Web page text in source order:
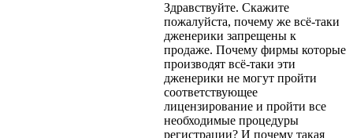
Здравствуйте. Скажите
пожалуйста, почему же всё-таки
дженерики запрещены к
продаже. Почему фирмы которые
производят всё-таки эти
дженерики не могут пройти
соответствующее
лицензирование и пройти все
необходимые процедуры
регистрации? И почему такая